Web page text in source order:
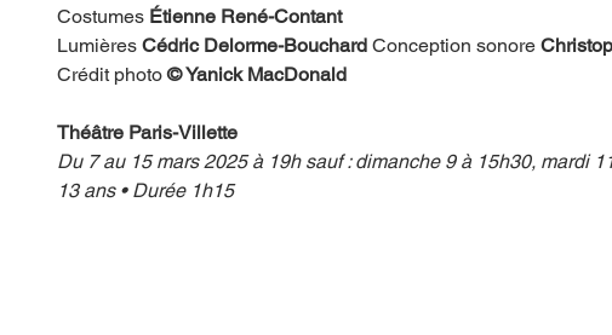
Costumes Étienne René-Contant
Lumières Cédric Delorme-Bouchard Conception sonore
Crédit photo © Yanick MacDonald
Théâtre Paris-Villette
Du 7 au 15 mars 2025 à 19h sauf : dimanche 9 à 15h30, mardi
13 ans • Durée 1h15